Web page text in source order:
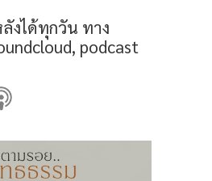
งได้ทุกวัน ทาง
podcast